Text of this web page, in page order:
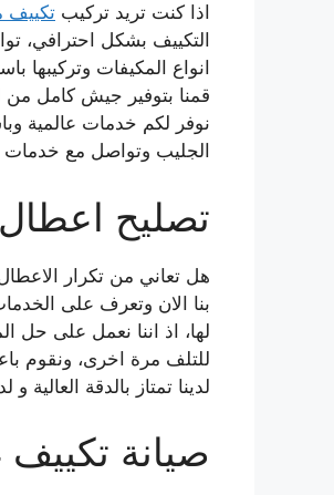
اذا كنت تريد تركيب تكييف
التكييف بشكل احترافي،
انواع المكيفات وتركيبها
قمنا بتوفير جيش كامل من
نوفر لكم خدمات عالمية
الجليب وتواصل مع
تصليح
هل تعاني من تكرار
بنا الان وتعرف على
لها، اذ اننا نعمل على
للتلف مرة اخرى، ونقوم
لدينا تمتاز بالدقة
صيانة تكييف 24 ساعة